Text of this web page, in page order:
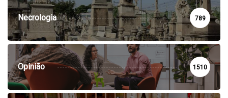
Necrologia 789
Opinião 1510